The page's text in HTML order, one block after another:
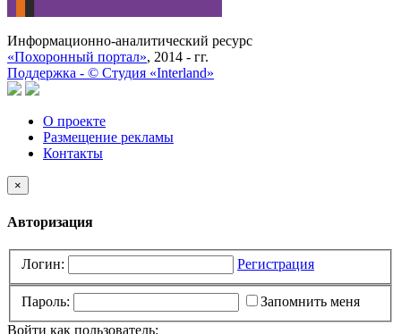
Информационно-аналитический ресурс
«Похоронный портал», 2014 - гг.
Поддержка - © Cтудия «Interland»
О проекте
Размещение рекламы
Контакты
×
Авторизация
Логин: Регистрация
Пароль:
Запомнить меня
Войти как пользователь: